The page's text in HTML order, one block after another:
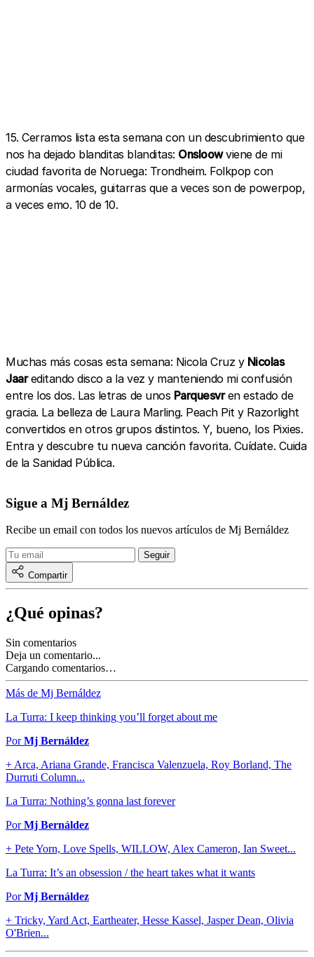
15. Cerramos lista esta semana con un descubrimiento que
nos ha dejado blanditas blanditas: Onsloowviene de mi
ciudad favorita de Noruega: Trondheim. Folkpop con
armonías vocales, guitarras que a veces son de powerpop,
a veces emo. 10 de 10.
Muchas más cosas esta semana: Nicola Cruz y Nicolas
Jaareditando disco a la vez y manteniendo mi confusión
entre los dos. Las letras de unos Parquesvren estado de
gracia. La belleza de Laura Marling. Peach Pit y Razorlight
convertidos en otros grupos distintos. Y, bueno, los Pixies.
Entra y descubre tu nueva canción favorita. Cuídate. Cuida
de la Sanidad Pública.
Sigue a Mj Bernáldez
Recibe un email con todos los nuevos artículos de Mj Bernáldez
Compartir
¿Qué opinas?
Sin comentarios
Deja un comentario...
Cargando comentarios…
Más de Mj Bernáldez
La Turra: I keep thinking you’ll forget about me
PorMj Bernáldez
+ Arca, Ariana Grande, Francisca Valenzuela, Roy Borland, The
Durruti Column...
La Turra: Nothing’s gonna last forever
PorMj Bernáldez
+ Pete Yorn, Love Spells, WILLOW, Alex Cameron, Ian Sweet...
La Turra: It’s an obsession / the heart takes what it wants
PorMj Bernáldez
+ Tricky, Yard Act, Eartheater, Hesse Kassel, Jasper Dean, Olivia
O'Brien...